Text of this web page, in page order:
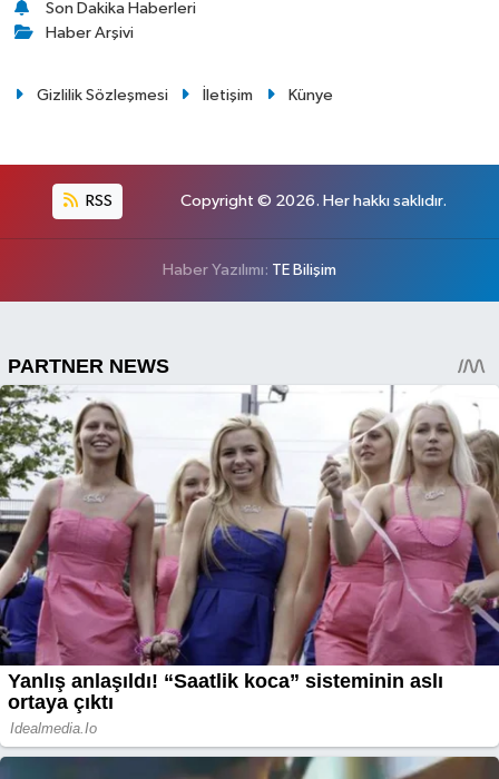
Son Dakika Haberleri
Haber Arşivi
Gizlilik Sözleşmesi İletişim Künye
RSS Copyright © 2026. Her hakkı saklıdır.
Haber Yazılımı: TE Bilişim